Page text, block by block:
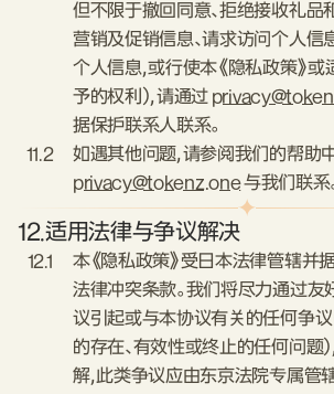
但不限于撤回同意、拒绝接收礼品
营销及促销信息、请求访问个人信
个人信息，或行使本《隐私政策》
予的权利），请通过
据保护联系人联系。
11.2
如遇其他问题，请参阅我们的帮助
privacy@tokenz.one与我们联系
12.适用法律与争议解决
12.1
本《隐私政策》受日本法律管辖并
法律冲突条款。我们将尽力通过友
议引起或与本协议有关的任何争议
的存在、有效性或终止的任何问题
解，此类争议应由东京法院专属管